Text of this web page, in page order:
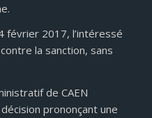
février 2017, l’intéressé
la sanction, sans
de CAEN
prononçant une